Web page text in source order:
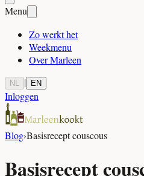
Menu
Zo werkt het
Weekmenu
Over Marleen
NL | EN
Inloggen
Blog›Basisrecept couscous
Basisrecept